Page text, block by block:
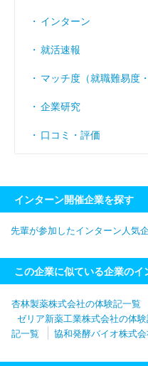
インターン
就活速報
マッチ度（就職難易度
企業研究
口コミ・評価
インターン開催企業を探す
先輩が参加したインターン人気
この企業に似ている企業の
杏林製薬株式会社の体験記一覧
ゼリア新薬工業株式会社の体
記一覧
協和発酵バイオ株式